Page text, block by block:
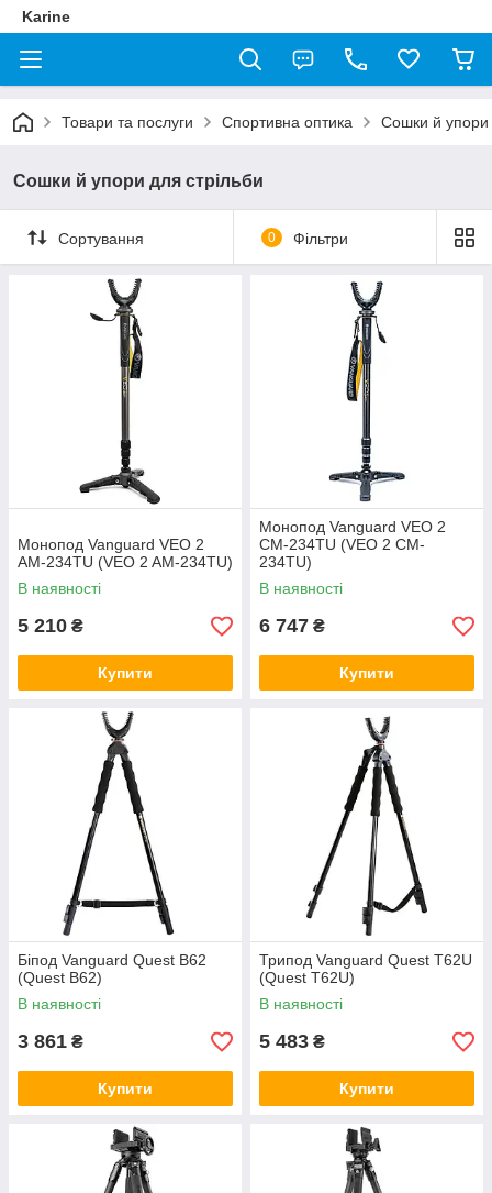
Karine
Товари та послуги Спортивна оптика Сошки й упори
Сошки й упори для стрільби
Сортування 0 Фільтри
Монопод Vanguard VEO 2
AM-234TU (VEO 2 AM-234TU)
В наявності
5 210 ₴
Купити
Монопод Vanguard VEO 2
CM-234TU (VEO 2 CM-
234TU)
В наявності
6 747 ₴
Купити
Біпод Vanguard Quest B62
(Quest B62)
В наявності
3 861 ₴
Купити
Трипод Vanguard Quest T62U
(Quest T62U)
В наявності
5 483 ₴
Купити